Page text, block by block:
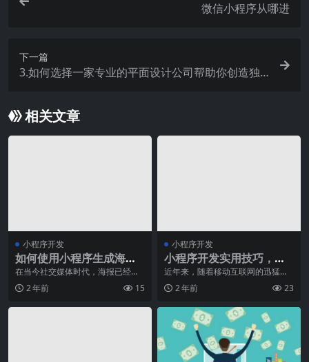
微信小程序从哪进
下一篇
3.如何选择一家专业的平面设计公司帮助你创造独
相关文章
小程序开发
如何使用小程序生成海
报？
在当今社交媒体时代，海报已经成
为了人们传播信息和展示个性的重
要方式。而随着技术的
2 年前 15
小程序开发
小程序开发实用技巧，提
高开发效率
近年来，随着移动互联网的迅猛发
展，小程序在手机应用市场中崭露
头角。小程序具有轻量
2 年前 23